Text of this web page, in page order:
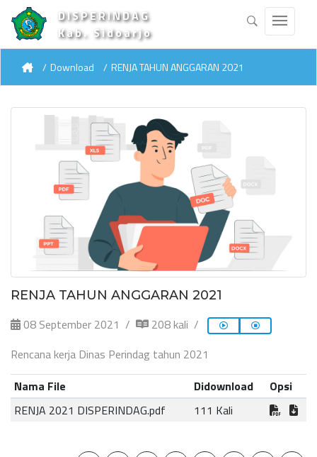
DISPERINDAG
Kab. Sidoarjo
Download RENJA TAHUN ANGGARAN 2021
RENJA TAHUN ANGGARAN 2021
08 September 2021
208 kali
Rencana kerja Dinas Perindag tahun 2021
Nama File
Didownload
Opsi
RENJA 2021 DISPERINDAG.pdf
111 Kali